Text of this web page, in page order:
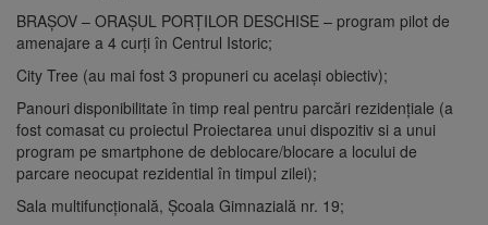
BRAȘOV – ORAȘUL PORȚILOR DESCHISE – program pilot de
amenajare a 4 curți în Centrul Istoric;
City Tree (au mai fost 3 propuneri cu același obiectiv);
Panouri disponibilitate în timp real pentru parcări rezidențiale (a
fost comasat cu proiectul Proiectarea unui dispozitiv si a unui
program pe smartphone de deblocare/blocare a locului de
parcare neocupat rezidential în timpul zilei);
Sala multifuncțională, Școala Gimnazială nr. 19;